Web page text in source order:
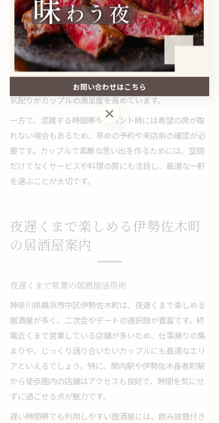
特別なデートシーンにも選ばれています。照明を落とし
た店内や、和モダンなインテリアも人気の理由です。
また、周囲の目を気にせずに会話ができるため、「ゆっ
くり話せた」「二人だけの時間を満喫できた」といった
口コミ評価も高いです。料理の盛り付けやドリンクの提
供タイミングにもこだわる店舗が増えており、細やかな
気配りがカップルの満足度を高めています。
一方で、混雑する時間帯やイベント時には希望の席が取
れない場合もあるため、早めの予約や来店前の確認が必
要です。カップルで素敵な思い出を作るためには、空間
だけでなくサービスや料理の質にも注目し、最適な一軒
を選ぶことが大切です。
夜遅くまで楽しめる伊勢佐木町
の居酒屋案内
夜遅くまで営業の居酒屋活用術
神奈川県横浜市中区伊勢佐木町は、夜遅くまで楽しめる
居酒屋が多く、二次会やデートの選択肢が豊富です。終
電近くまで営業している店舗が多いため、仕事帰りの集
まりや、じっくり語り合いたいカップルにも最適なエリ
アといえるでしょう。特に、関内駅や伊勢佐木長者町駅
から徒歩圏内の店舗はアクセスも良好で、時間を気にせ
ずに過ごせる点が魅力です。
遅い時間帯でも利用しやすい居酒屋には、飲み放題付き
お問い合わせはこちら
お問い合わせはこちら